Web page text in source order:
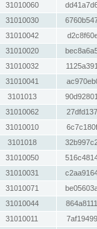
31010060
31010030
31010042
31010020
31010032
31010041
3101013
31010062
31010010
3101018
31010050
31010031
31010071
31010044
31010011